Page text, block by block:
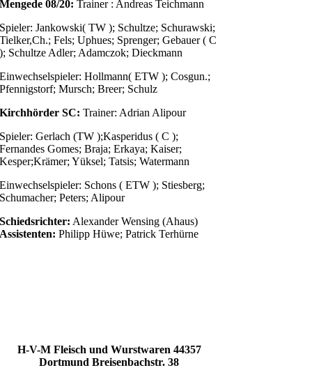
Mengede 08/20: Trainer : Andreas Teichmann
Spieler: Jankowski( TW ); Schultze; Schurawski;
Tielker,Ch.; Fels; Uphues; Sprenger; Gebauer ( C
); Schultze Adler; Adamczok; Dieckmann
Einwechselspieler: Hollmann( ETW ); Cosgun.;
Pfennigstorf; Mursch; Breer; Schulz
Kirchhörder SC: Trainer: Adrian Alipour
Spieler: Gerlach (TW );Kasperidus ( C );
Fernandes Gomes; Braja; Erkaya; Kaiser;
Kesper;Krämer; Yüksel; Tatsis; Watermann
Einwechselspieler: Schons ( ETW ); Stiesberg;
Schumacher; Peters; Alipour
Schiedsrichter: Alexander Wensing (Ahaus)
Assistenten: Philipp Hüwe; Patrick Terhürne
H-V-M Fleisch und Wurstwaren 44357
DortmundBreisenbachstr. 38